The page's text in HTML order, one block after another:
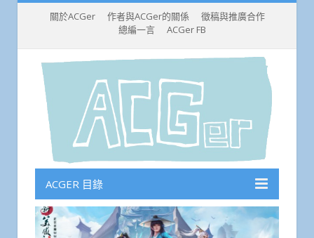
關於ACGer 作者與ACGer的關係
徵稿與推廣合作
總編一言
ACGer FB
ACGER 目錄